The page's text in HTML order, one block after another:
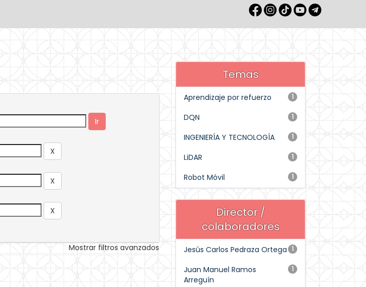
Mostrar filtros avanzados
Temas
1
Aprendizaje por refuerzo
1
DQN
1
INGENIERÍA Y TECNOLOGÍA
1
LiDAR
1
Robot Móvil
Director /
colaboradores
1
Jesús Carlos Pedraza Ortega
1
Juan Manuel Ramos
Arreguín